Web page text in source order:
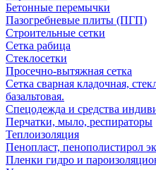
Бетонные перемычки
Пазогребневые плиты (ПГП)
Строительные сетки
Сетка рабица
Стеклосетки
Просечно-вытяжная сетка
Сетка сварная кладочная,
базальтовая.
Спецодежда и средства
Перчатки, мыло, респираторы
Теплоизоляция
Пенопласт, пенополистирол
Пленки гидро и